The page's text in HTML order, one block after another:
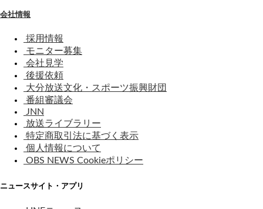
会社情報
採用情報
モニター募集
会社見学
後援依頼
大分放送文化・スポーツ振興財団
番組審議会
JNN
放送ライブラリー
特定商取引法に基づく表示
個人情報について
OBS NEWS Cookieポリシー
ニュースサイト・アプリ